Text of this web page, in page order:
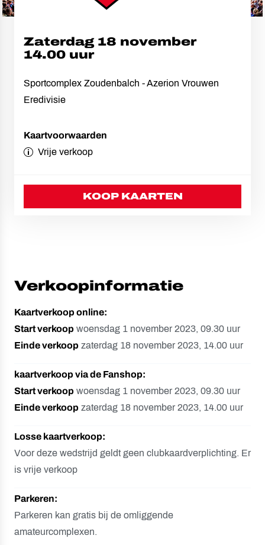
Zaterdag 18 november
14.00 uur
Sportcomplex Zoudenbalch -Azerion Vrouwen
Eredivisie
Kaartvoorwaarden
Vrije verkoop
KOOP KAARTEN
Verkoopinformatie
Kaartverkoop online:
Start verkoop woensdag 1 november 2023, 09.30 uur
Einde verkoop zaterdag 18 november 2023, 14.00 uur
kaartverkoop via de Fanshop:
Start verkoop woensdag 1 november 2023, 09.30 uur
Einde verkoop zaterdag 18 november 2023, 14.00 uur
Losse kaartverkoop:
Voor deze wedstrijd geldt geen clubkaardverplichting. Er
is vrije verkoop
Parkeren:
Parkeren kan gratis bij de omliggende
amateurcomplexen.